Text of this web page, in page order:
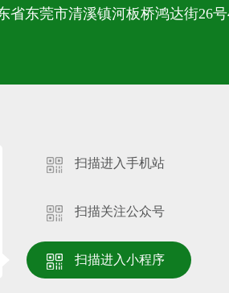
东莞市清溪镇河板桥鸿达街26号
扫描进入手机站
扫描关注公众号
扫描进入小程序